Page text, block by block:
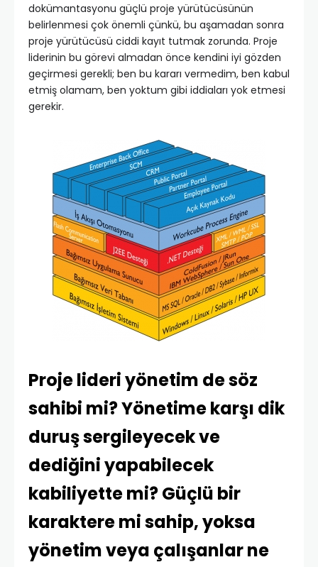
dokümantasyonu güçlü proje yürütücüsünün
belirlenmesi çok önemli çünkü, bu aşamadan sonra
proje yürütücüsü ciddi kayıt tutmak zorunda. Proje
liderinin bu görevi almadan önce kendini iyi gözden
geçirmesi gerekli; ben bu kararı vermedim, ben kabul
etmiş olamam, ben yoktum gibi iddiaları yok etmesi
gerekir.
Proje lideri yönetim de söz
sahibi mi? Yönetime karşı dik
duruş sergileyecek ve
dediğini yapabilecek
kabiliyette mi? Güçlü bir
karaktere mi sahip, yoksa
yönetim veya çalışanlar ne